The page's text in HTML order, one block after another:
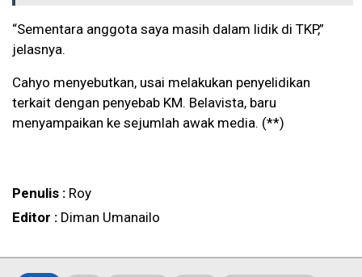
“Sementara anggota saya masih dalam lidik di TKP,”
jelasnya.
Cahyo menyebutkan, usai melakukan penyelidikan
terkait dengan penyebab KM. Belavista, baru
menyampaikan ke sejumlah awak media. (**)
Penulis : Roy
Editor : Diman Umanailo